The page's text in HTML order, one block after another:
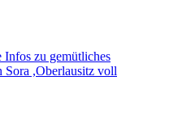
Infos zu gemütliches
Sora ,Oberlausitz voll